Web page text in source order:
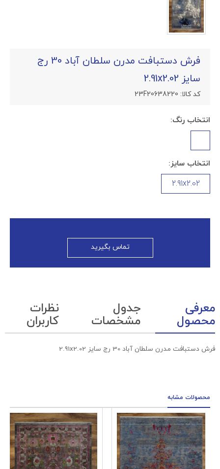
فرش دستبافت مدرن سلطان آباد 30 رج
سایز 2.91x2.02
کد کالا: 23F20638220
انتخاب رنگ:
انتخاب سایز:
2.91x2.02
تماس بگیرید
معرفی
محصول
جدول
مشخصات
نظرات
کاربران
فرش دستبافت مدرن سلطان آباد 30 رج سایز 2.91x2.02
محصولات مشابه